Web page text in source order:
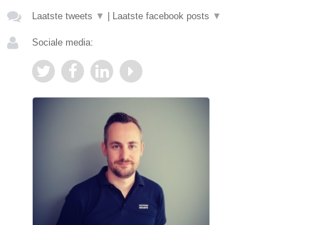
Laatste tweets ▼ Laatste facebook posts ▼
Sociale media: